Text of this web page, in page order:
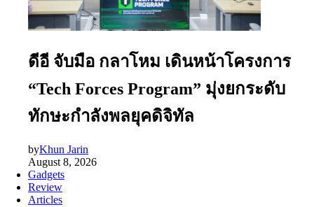
ดีอี จับมือ กลาโหม เดินหน้าโครงการ
“Tech Forces Program” มุ่งยกระดับ
ทักษะกำลังพลยุคดิจิทัล
byKhun Jarin
August 8, 2026
Gadgets
Review
Articles